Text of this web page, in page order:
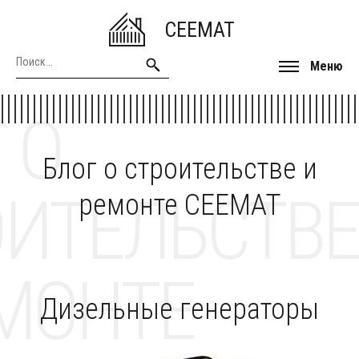
CEEMAT
Меню
Блог о строительстве и
ремонте CEEMAT
О
Дизельные генераторы